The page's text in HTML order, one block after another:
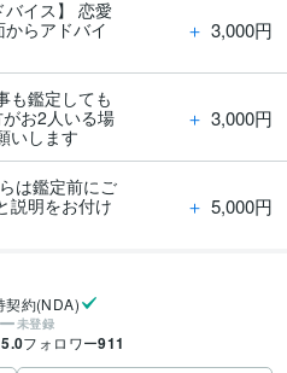
バイス】 恋愛
らアドバイ
＋ 3,000円
も鑑定しても
お2人いる場
いします
＋ 3,000円
は鑑定前にご
説明をお付け
＋ 5,000円
契約(NDA)
未登録
5.0フォロワー911